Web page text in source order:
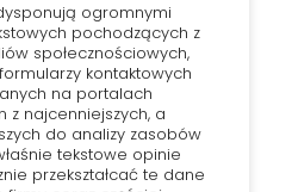
ogromnymi
pochodzących z
społecznościowych,
kontaktowych
na portalach
z najcenniejszych, a
do analizy zasobów
tekstowe opinie
przekształcać te dane